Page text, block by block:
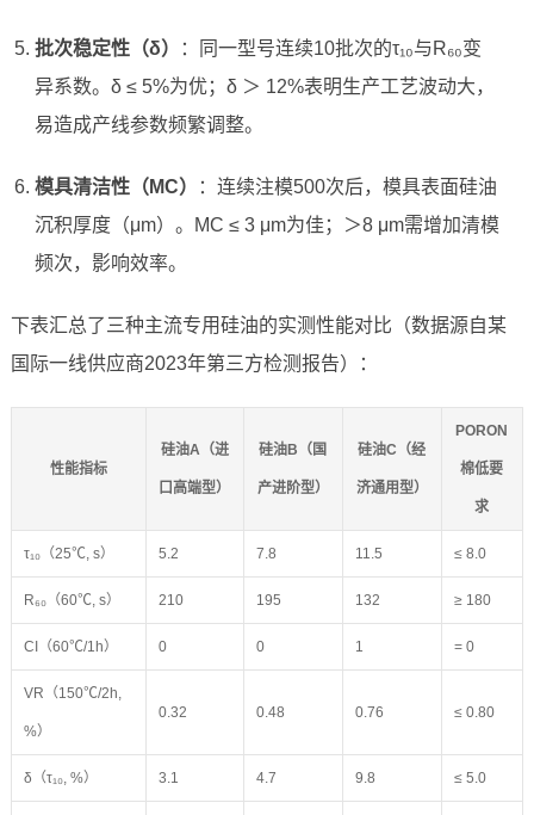
批次稳定性（δ）
：同一型号连续10批次的τ₁₀与R₆₀变
异系数。δ ≤ 5%为优；δ ＞ 12%表明生产工艺波动大，
易造成产线参数频繁调整。
模具清洁性（MC）
：连续注模500次后，模具表面硅油
沉积厚度（μm）。MC ≤ 3 μm为佳；＞8 μm需增加清模
频次，影响效率。
下表汇总了三种主流专用硅油的实测性能对比（数据源自某
国际一线供应商2023年第三方检测报告）：
性能指标
硅油A（进
口高端型）
硅油B（国
产进阶型）
硅油C（经
济通用型）
PORON
棉低要
求
τ₁₀（25℃, s） 5.2 7.8 11.5 ≤ 8.0
R₆₀（60℃, s） 210 195 132 ≥ 180
CI（60℃/1h） 0 0 1 = 0
VR（150℃/2h,
%）
0.32 0.48 0.76 ≤ 0.80
δ（τ₁₀, %） 3.1 4.7 9.8 ≤ 5.0